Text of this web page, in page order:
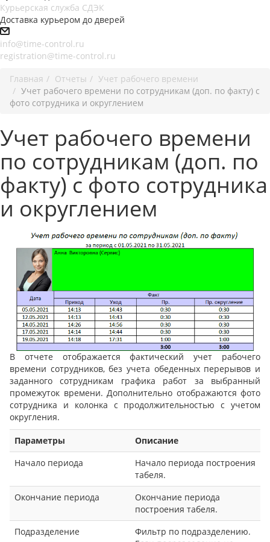
Курьерская служба СДЭК
Доставка курьером до дверей
info@time-control.ru
registration@time-control.ru
Главная
Отчеты
Учет рабочего времени
Учет рабочего времени по сотрудникам (доп. по факту) с
фото сотрудника и округлением
Учет рабочего времени
по сотрудникам (доп. по
факту) с фото сотрудника
и округлением
В отчете отображается фактический учет рабочего
времени сотрудников, без учета обеденных перерывов и
заданного сотрудникам графика работ за выбранный
промежуток времени. Дополнительно отображаются фото
сотрудника и колонка с продолжительностью с учетом
округления.
Параметры
Описание
Начало периода
Начало периода построения
табеля.
Окончание периода
Окончание периода
построения табеля.
Подразделение
Фильтр по подразделению.